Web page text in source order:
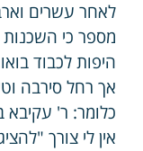
לאחר עשרים
מספר כי השכנות
היפות לכבוד
אך רחל סירבה
כלומר: ר' עקיבא
אין לי צורך